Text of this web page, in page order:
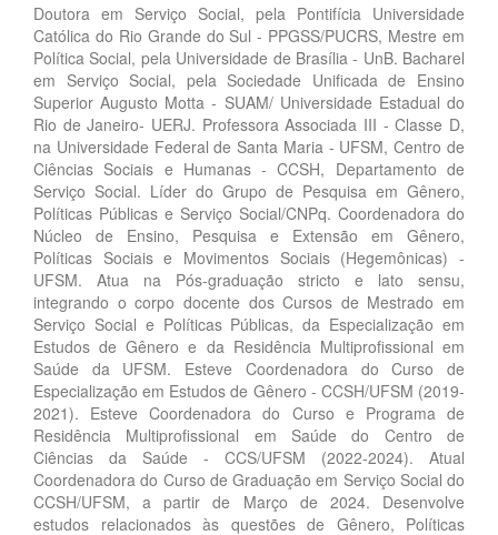
Doutora em Serviço Social, pela Pontifícia Universidade
Católica do Rio Grande do Sul - PPGSS/PUCRS, Mestre em
Política Social, pela Universidade de Brasília - UnB. Bacharel
em Serviço Social, pela Sociedade Unificada de Ensino
Superior Augusto Motta - SUAM/ Universidade Estadual do
Rio de Janeiro- UERJ. Professora Associada III - Classe D,
na Universidade Federal de Santa Maria - UFSM, Centro de
Ciências Sociais e Humanas - CCSH, Departamento de
Serviço Social. Líder do Grupo de Pesquisa em Gênero,
Políticas Públicas e Serviço Social/CNPq. Coordenadora do
Núcleo de Ensino, Pesquisa e Extensão em Gênero,
Políticas Sociais e Movimentos Sociais (Hegemônicas) -
UFSM. Atua na Pós-graduação stricto e lato sensu,
integrando o corpo docente dos Cursos de Mestrado em
Serviço Social e Políticas Públicas, da Especialização em
Estudos de Gênero e da Residência Multiprofissional em
Saúde da UFSM. Esteve Coordenadora do Curso de
Especialização em Estudos de Gênero - CCSH/UFSM (2019-
2021). Esteve Coordenadora do Curso e Programa de
Residência Multiprofissional em Saúde do Centro de
Ciências da Saúde - CCS/UFSM (2022-2024). Atual
Coordenadora do Curso de Graduação em Serviço Social do
CCSH/UFSM, a partir de Março de 2024. Desenvolve
estudos relacionados às questões de Gênero, Políticas